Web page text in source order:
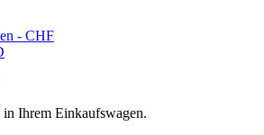
- CHF
Ihrem Einkaufswagen.